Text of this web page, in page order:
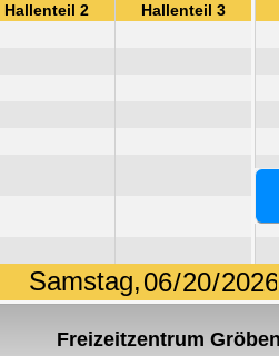
Hallenteil 2 Hallenteil 3
Samstag,
Freizeitzentrum